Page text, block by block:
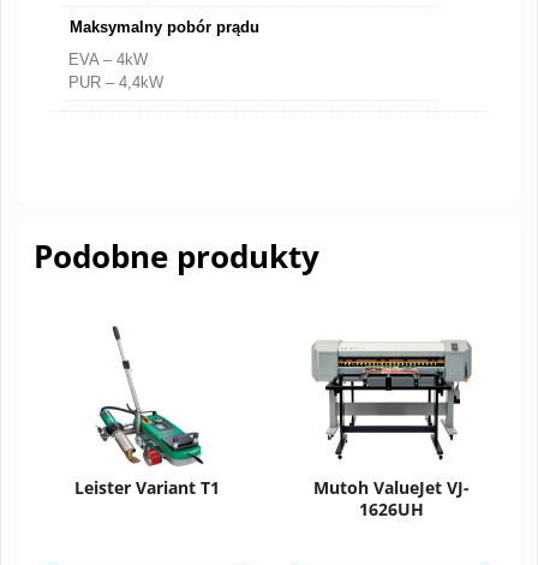
Maksymalny pobór prądu
EVA – 4kW
PUR – 4,4kW
Podobne produkty
Leister Variant T1
Mutoh ValueJet VJ-
1626UH